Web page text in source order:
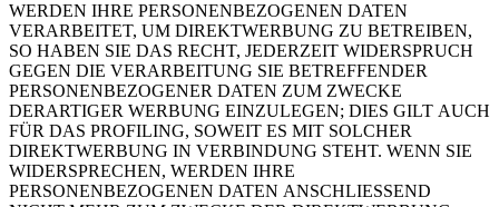
WERDEN IHRE PERSONENBEZOGENEN DATEN
VERARBEITET, UM DIREKTWERBUNG ZU BETREIBEN,
SO HABEN SIE DAS RECHT, JEDERZEIT WIDERSPRUCH
GEGEN DIE VERARBEITUNG SIE BETREFFENDER
PERSONENBEZOGENER DATEN ZUM ZWECKE
DERARTIGER WERBUNG EINZULEGEN; DIES GILT AUCH
FÜR DAS PROFILING, SOWEIT ES MIT SOLCHER
DIREKTWERBUNG IN VERBINDUNG STEHT. WENN SIE
WIDERSPRECHEN, WERDEN IHRE
PERSONENBEZOGENEN DATEN ANSCHLIESSEND